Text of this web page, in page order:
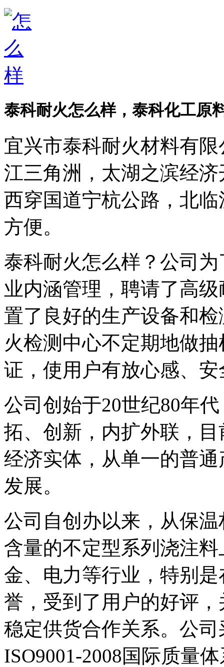
泰科耐火怎么样，泰科化工原
宜兴市泰科耐火材料有
江三角洲，太湖之滨经
西穿国道宁杭公路，北
方便。
泰科耐火怎么样？公司
业内涵管理，聘请了高
置了良好的生产设备和
火检测中心不定期地做
证，使用户有放心感、安
公司创始于20世纪80年
拓、创新，内扩外联，
经济实体，从单一的普
发展。
公司自创办以来，从保
含量的不定型系列浇注
金、电力等行业，特别
誉，受到了用户的好评
稳定供货合作关系。公
ISO9001-2008国际质量